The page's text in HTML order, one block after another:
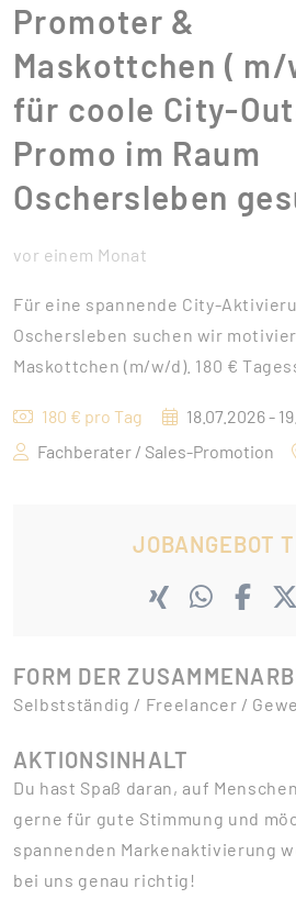
Promoter &
Maskottchen (
für coole City-
Promo im Raum
Oschersleben
vor einem Monat
Für eine spannende City-
Oschersleben suchen wir
Maskottchen (m/w/d). 180 €
180 € pro Tag
18.07.2026 -
Fachberater / Sales-Promotion
JOBANGEBOT
FORM DER
Selbstständig / Freelancer /
AKTIONSINHALT
Du hast Spaß daran, auf
gerne für gute Stimmung und
spannenden Markenaktivierung
bei uns genau richtig!